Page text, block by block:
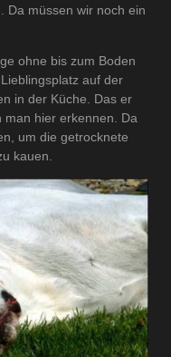
Da müssen wir noch ein
ohne bis zum Boden
auf der
in der Küche. Das er
man hier erkennen. Da
um die getrocknete
kauen.